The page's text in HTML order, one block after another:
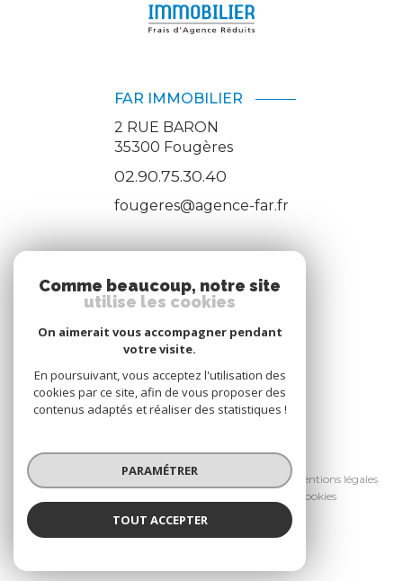
FAR IMMOBILIER
2 RUE BARON
35300 Fougères
02.90.75.30.40
fougeres@agence-far.fr
ADHÉRENTS
Nous adhérons
© 2026 | Tous droits réservés
Nos honoraires
Nos partenaires
Mentions légales
Cookies
Réalisé par :
Comme beaucoup, notre site
utilise les cookies
On aimerait vous accompagner pendant
votre visite.
En poursuivant, vous acceptez l'utilisation des
cookies par ce site, afin de vous proposer des
contenus adaptés et réaliser des statistiques !
PARAMÉTRER
TOUT ACCEPTER